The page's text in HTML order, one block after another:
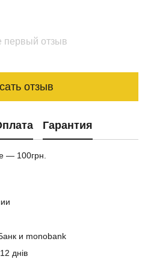
первый отзыв
отзыв
Гарантия
— 100грн.
и monobank
днів